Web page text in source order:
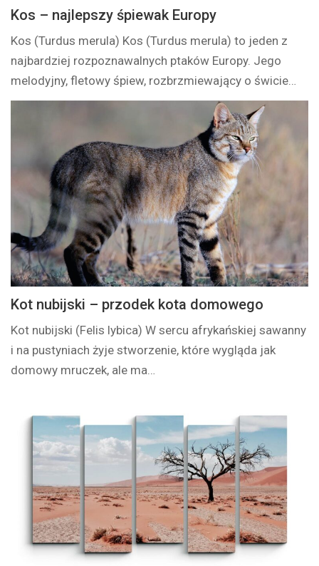
Kos – najlepszy śpiewak Europy
Kos (Turdus merula) Kos (Turdus merula) to jeden z
najbardziej rozpoznawalnych ptaków Europy. Jego
melodyjny, fletowy śpiew, rozbrzmiewający o świcie…
Kot nubijski – przodek kota domowego
Kot nubijski (Felis lybica) W sercu afrykańskiej sawanny
i na pustyniach żyje stworzenie, które wygląda jak
domowy mruczek, ale ma…